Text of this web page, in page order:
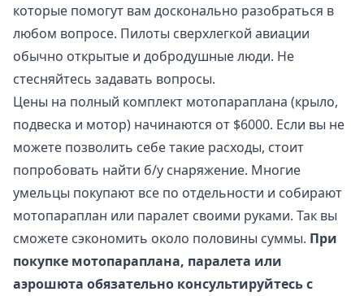
которые помогут вам досконально разобраться в
любом вопросе. Пилоты сверхлегкой авиации
обычно открытые и добродушные люди. Не
стесняйтесь задавать вопросы.
Цены на полный комплект мотопараплана (крыло,
подвеска и мотор) начинаются от $6000. Если вы не
можете позволить себе такие расходы, стоит
попробовать найти б/у снаряжение. Многие
умельцы покупают все по отдельности и собирают
мотопараплан или паралет своими руками. Так вы
сможете сэкономить около половины суммы. При
покупке мотопараплана, паралета или
аэрошюта обязательно консультируйтесь с